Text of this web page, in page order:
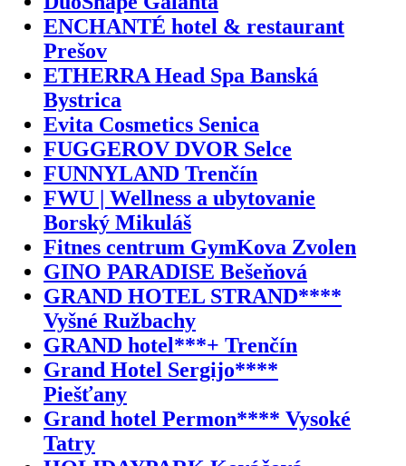
ENCHANTÉ hotel & restaurant
Prešov
ETHERRA Head Spa Banská
Bystrica
Evita Cosmetics Senica
FUGGEROV DVOR Selce
FUNNYLAND Trenčín
FWU | Wellness a ubytovanie
Borský Mikuláš
Fitnes centrum GymKova Zvolen
GINO PARADISE Bešeňová
GRAND HOTEL STRAND****
Vyšné Ružbachy
GRAND hotel***+ Trenčín
Grand Hotel Sergijo****
Piešťany
Grand hotel Permon**** Vysoké
Tatry